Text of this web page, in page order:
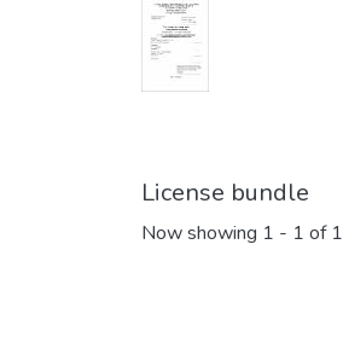
License bundle
Now showing 1 - 1 of 1